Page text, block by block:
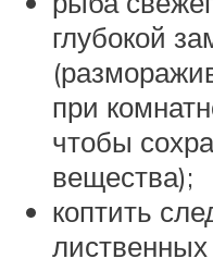
глубокой
при
чтобы
вещества);
коптить